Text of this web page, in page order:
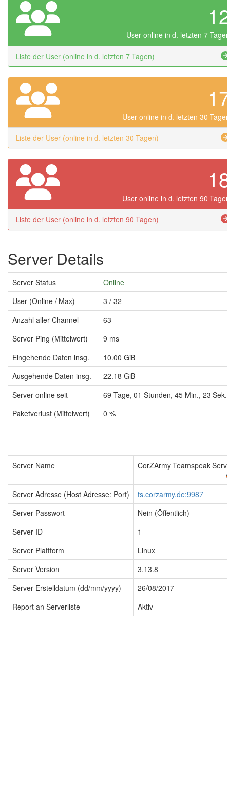
User online in d. letzten 7
Liste der User (online in d. letzten 7 Tagen)
User online in d. letzten 30
Liste der User (online in d. letzten 30 Tagen)
User online in d. letzten 90
Liste der User (online in d. letzten 90 Tagen)
Server Details
Server Status
Online
User (Online / Max)
3 / 32
Anzahl aller Channel
63
Server Ping (Mittelwert)
9 ms
Eingehende Daten insg.
10.00 GiB
Ausgehende Daten insg.
22.18 GiB
Server online seit
69 Tage, 01 Stunden, 45 Min., 23 Sek.
Paketverlust (Mittelwert)
0 %
Server Name CorZArmy Teamspeak
Server Adresse (Host Adresse: Port)
ts.corzarmy.de:9987
Server Passwort
Nein (Öffentlich)
Server-ID
1
Server Plattform
Linux
Server Version
3.13.8
Server Erstelldatum (dd/mm/yyyy)
26/08/2017
Report an Serverliste
Aktiv